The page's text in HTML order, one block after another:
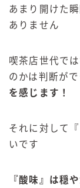
あまり開けた
ありません
喫茶店世代で
のかは判断が
を感じます！
それに対して
いです
『酸味』は穏